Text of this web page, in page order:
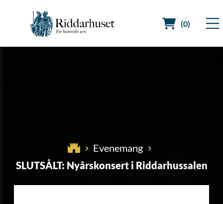
(0)
Evenemang
SLUTSÅLT: Nyårskonsert i Riddarhussalen